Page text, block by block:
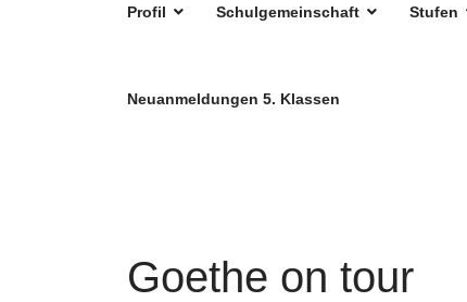
Profil Schulgemeinschaft Stufen
Neuanmeldungen 5. Klassen
Goethe on tour